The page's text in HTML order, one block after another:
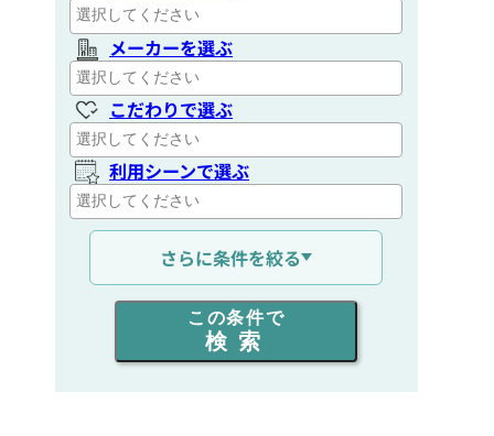
メーカーを選ぶ
こだわりで選ぶ
利用シーンで選ぶ
通信距離を選ぶ
出力を選ぶ
同時通話人数を選ぶ
さらに条件を絞る
この条件で
検索